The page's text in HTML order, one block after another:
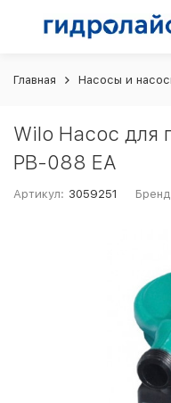
Главная Насосы и
Wilo Насос для
PB-088 EA
Артикул: 3059251